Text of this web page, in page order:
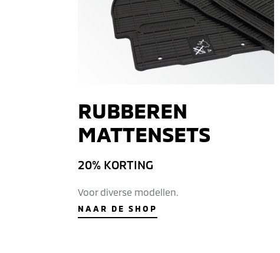
RUBBEREN
MATTENSETS
20% KORTING
Voor diverse modellen.
NAAR DE SHOP